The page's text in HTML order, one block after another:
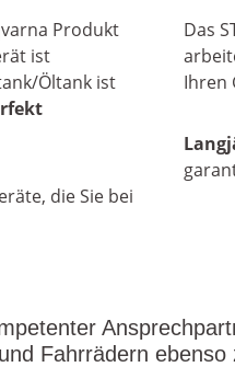
Produkt
ist
Öltank ist
die Sie bei
Das
Ihren
Fahrrädern